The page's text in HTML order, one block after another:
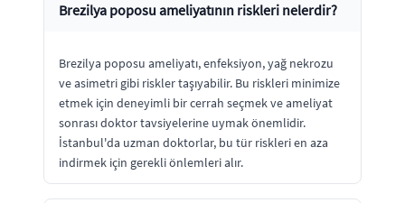
Brezilya poposu ameliyatının riskleri nelerdir?
Brezilya poposu ameliyatı, enfeksiyon, yağ nekrozu
ve asimetri gibi riskler taşıyabilir. Bu riskleri minimize
etmek için deneyimli bir cerrah seçmek ve ameliyat
sonrası doktor tavsiyelerine uymak önemlidir.
İstanbul'da uzman doktorlar, bu tür riskleri en aza
indirmek için gerekli önlemleri alır.